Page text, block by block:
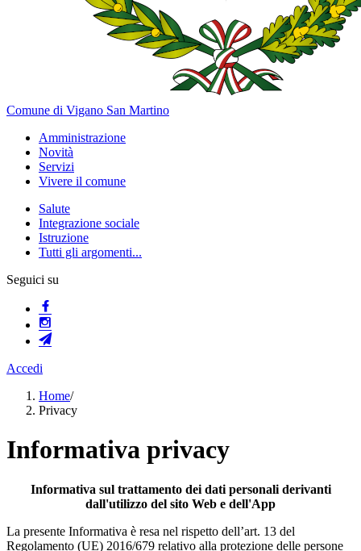
Comune di Vigano San Martino
Amministrazione
Novità
Servizi
Vivere il comune
Salute
Integrazione sociale
Istruzione
Tutti gli argomenti...
Seguici su
Accedi
Home/
Privacy
Informativa privacy
Informativa sul trattamento dei dati personali derivanti
dall'utilizzo del sito Web e dell'App
La presente Informativa è resa nel rispetto dell’art. 13 del
Regolamento (UE) 2016/679 relativo alla protezione delle persone